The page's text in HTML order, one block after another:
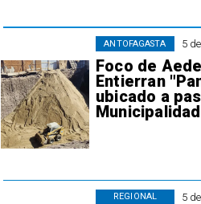
5
Foco de
Entierran
ubicado a
ANTOFAGASTA
5
REGIONAL